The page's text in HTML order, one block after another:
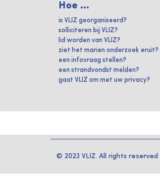
Hoe ...
is VLIZ georganiseerd?
solliciteren bij VLIZ?
lid worden van VLIZ?
ziet het marien onderzoek eruit?
een infovraag stellen?
een strandvondst melden?
gaat VLIZ om met uw privacy?
© 2023 VLIZ. All rights reserved